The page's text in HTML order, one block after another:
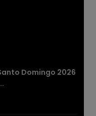
Domingo 2026